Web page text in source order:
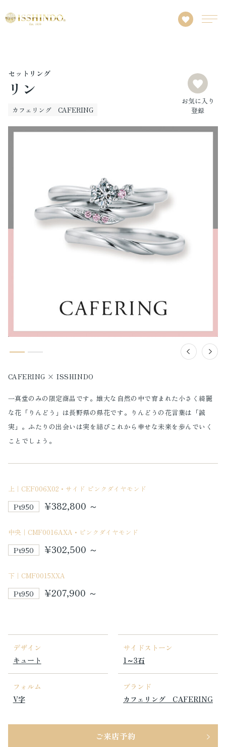
セットリング
リン
カフェリング CAFERING
お気に入り
登録
CAFERING × ISSHINDO
一真堂のみの限定商品です。雄大な自然の中で育まれた小さく綺麗
な花「りんどう」は長野県の県花です。りんどうの花言葉は「誠
実」。ふたりの出会いは実を結びこれから幸せな未来を歩んでいく
ことでしょう。
上｜CEF006X02・サイド ピンクダイヤモンド
Pt950 ¥382,800 ～
中央｜CMF0016AXA・ピンクダイヤモンド
Pt950 ¥302,500 ～
下｜CMF0015XXA
Pt950 ¥207,900 ～
デザイン
キュート
サイドストーン
1～3石
フォルム
V字
ブランド
カフェリング CAFERING
ご来店予約